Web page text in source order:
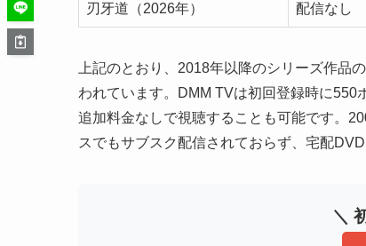
刃牙道（2026年） 配信なし
上記のとおり、2018年以降のシリーズ作品
われています。DMM TVは初回登録時に550
追加料金なしで視聴することも可能です。
スでもサブスク配信されておらず、宅配
＼